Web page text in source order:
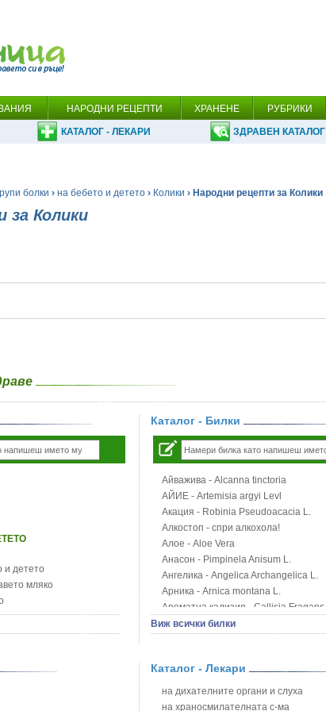
НАРОДНИ РЕЦЕПТИ ХРАНЕНЕ РУБРИКИ
КАТАЛОГ - ЛЕКАРИ ЗДРАВЕН КАТАЛОГ
болки › на бебето и детето › Колики › Народни рецепти за Колики
за Колики
и детето
мляко
Каталог - Билки
Айважива - Alcanna tinctoria
АЙИЕ - Artemisia argyi Levl
Акация - Robinia Pseudoacacia L.
Алкостоп - спри алкохола!
Алое - Aloe Vera
Анасон - Pimpinela Anisum L.
Ангелика - Angelica Archangelica L.
Арника - Arnica montana L.
Ароматна кализия - Callisia Fragans
Арония - Sorbus melanocorpa
Блатен аир - Acorus calamus L.
Блатен тъжник - Spirea ulmaria L.
Блян
Виж всички билки
Каталог - Лекари
на дихателните органи и слуха
на храносмилателната с-ма